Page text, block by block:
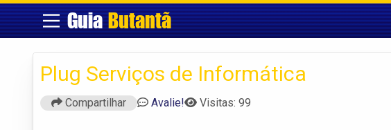
GuiaButantã
Plug Serviços de Informática
Compartilhar Avalie! Visitas: 99